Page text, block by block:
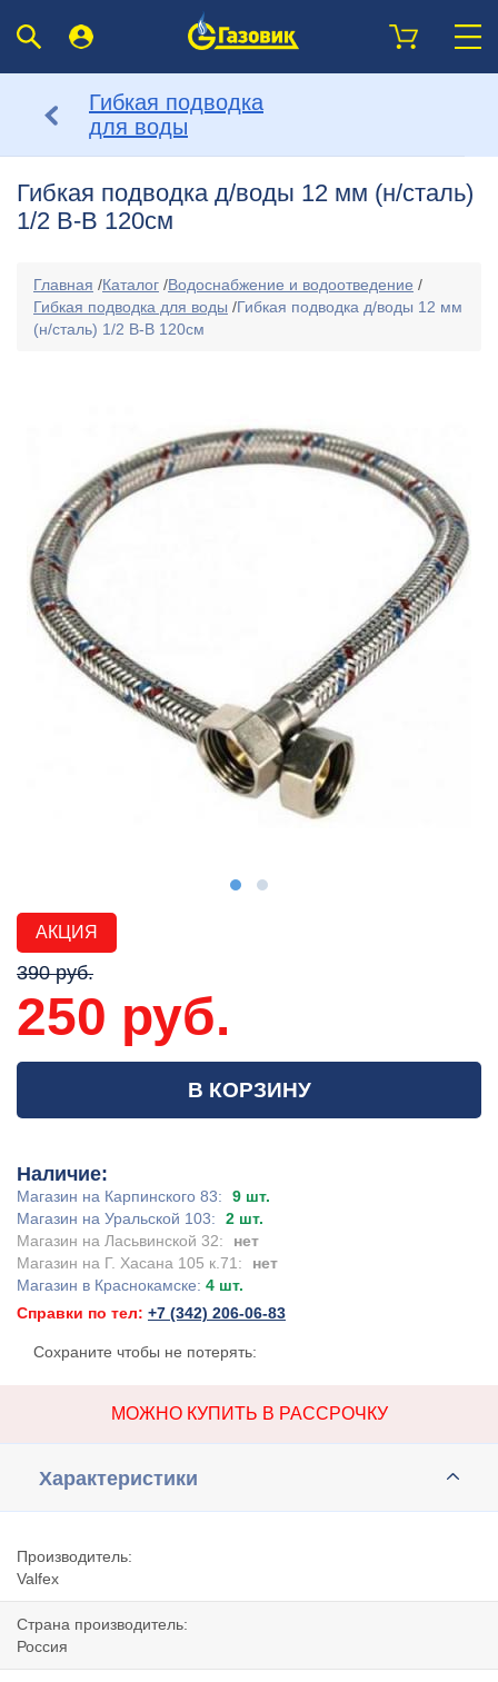
Гибкая подводка
для воды
Гибкая подводка д/воды 12 мм (н/сталь)
1/2 В-В 120см
Главная /Каталог /Водоснабжение и водоотведение /
Гибкая подводка для воды /Гибкая подводка д/воды 12 мм
(н/сталь) 1/2 В-В 120см
АКЦИЯ
390 руб.
250 руб.
В КОРЗИНУ
Наличие:
Магазин на Карпинского 83:
9 шт.
Магазин на Уральской 103:
2 шт.
Магазин на Ласьвинской 32:
нет
Магазин на Г. Хасана 105 к.71:
нет
Магазин в Краснокамске: 4 шт.
Справки по тел: +7 (342) 206-06-83
Сохраните чтобы не потерять:
МОЖНО КУПИТЬ В РАССРОЧКУ
Характеристики
Производитель:
Valfex
Страна производитель:
Россия